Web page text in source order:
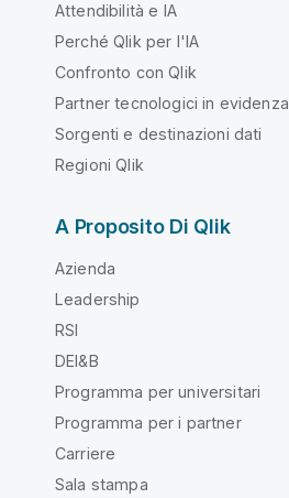
Attendibilità e IA
Perché Qlik per l'IA
Confronto con Qlik
Partner tecnologici in evidenza
Sorgenti e destinazioni dati
Regioni Qlik
A Proposito Di Qlik
Azienda
Leadership
RSI
DEI&B
Programma per universitari
Programma per i partner
Carriere
Sala stampa